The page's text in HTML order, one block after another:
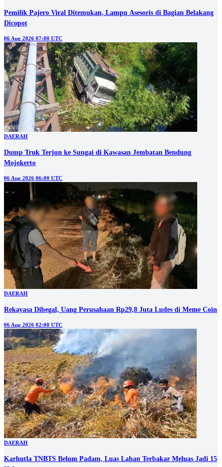
Pemilik Pajero Viral Ditemukan, Lampu Asesoris di Bagian Belakang
Dicopot
06 Aug 2026 07:00 UTC
DAERAH
Dump Truk Terjun ke Sungai di Kawasan Jembatan Bendung
Mojokerto
06 Aug 2026 06:00 UTC
DAERAH
Rekayasa Dibegal, Uang Perusahaan Rp29,8 Juta Ludes di Meme Coin
06 Aug 2026 02:00 UTC
DAERAH
Karhutla TNBTS Belum Padam, Luas Lahan Terbakar Meluas Jadi 15